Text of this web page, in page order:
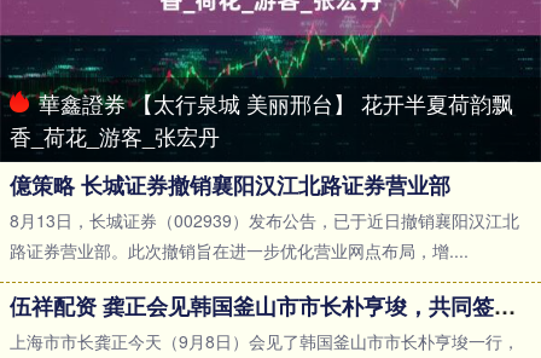
華鑫證券 【太行泉城 美丽邢台】 花开半夏荷韵飘
香_荷花_游客_张宏丹
億策略 长城证券撤销襄阳汉江北路证券营业部
8月13日，长城证券（002939）发布公告，已于近日撤销襄阳汉江北
路证券营业部。此次撤销旨在进一步优化营业网点布局，增....
伍祥配资 龚正会见韩国釜山市市长朴亨埈，共同签署两市进一步深化友好城市关系协议
上海市市长龚正今天（9月8日）会见了韩国釜山市市长朴亨埈一行，